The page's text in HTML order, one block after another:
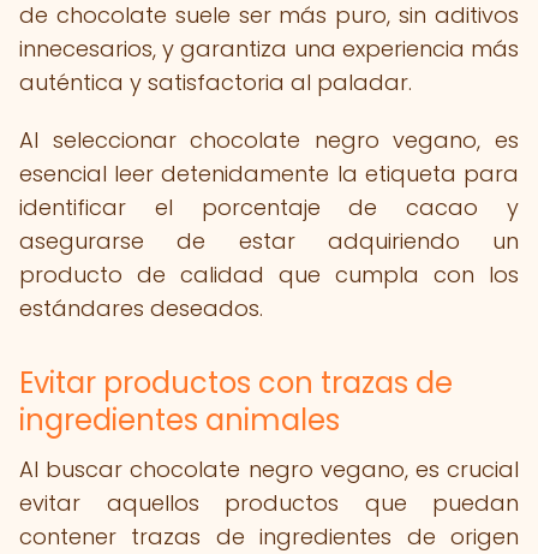
de chocolate suele ser más puro, sin aditivos
innecesarios, y garantiza una experiencia más
auténtica y satisfactoria al paladar.
Al seleccionar chocolate negro vegano, es
esencial leer detenidamente la etiqueta para
identificar el porcentaje de cacao y
asegurarse de estar adquiriendo un
producto de calidad que cumpla con los
estándares deseados.
Evitar productos con trazas de
ingredientes animales
Al buscar chocolate negro vegano, es crucial
evitar aquellos productos que puedan
contener trazas de ingredientes de origen